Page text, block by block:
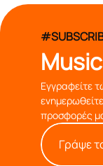
Εγγραφείτε
προσφορές